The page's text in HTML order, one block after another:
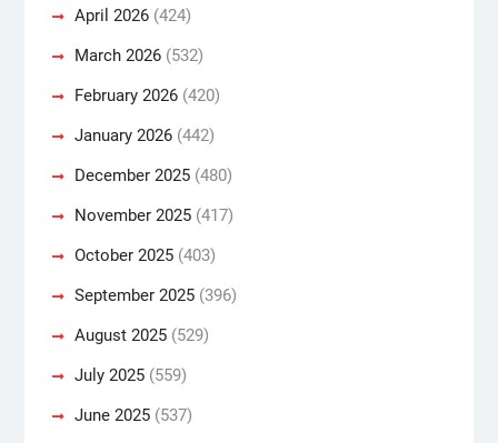
April 2026(424)
March 2026(532)
February 2026(420)
January 2026(442)
December 2025(480)
November 2025(417)
October 2025(403)
September 2025(396)
August 2025(529)
July 2025(559)
June 2025(537)